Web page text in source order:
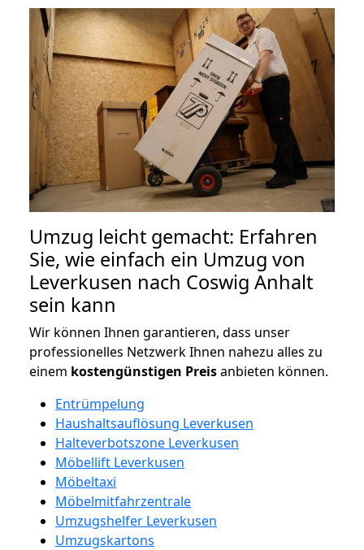
Umzug leicht gemacht: Erfahren
Sie, wie einfach ein Umzug von
Leverkusen nach Coswig Anhalt
sein kann
Wir können Ihnen garantieren, dass unser
professionelles Netzwerk Ihnen nahezu alles zu
einem kostengünstigen Preisanbieten können.
Entrümpelung
Haushaltsauflösung Leverkusen
Halteverbotszone Leverkusen
Möbellift Leverkusen
Möbeltaxi
Möbelmitfahrzentrale
Umzugshelfer Leverkusen
Umzugskartons